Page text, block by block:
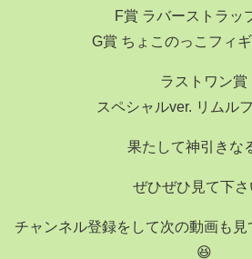
F賞 ラバーストラッ
G賞 ちょこのっこフィ
ラストワン賞
スペシャルver. リムル
果たして神引きな
ぜひぜひ見て下
チャンネル登録をして次の動画も
😆